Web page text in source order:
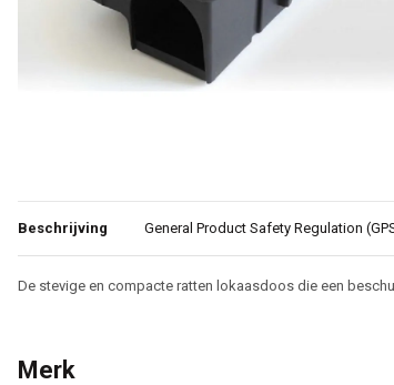
Beschrijving General Product Safety Regulation
Beschrijving
De stevige en compacte ratten lokaasdoos die een
Merk